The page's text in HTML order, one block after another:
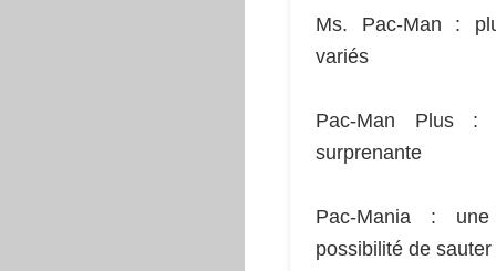
Ms. Pac-Man :
variés
Pac-Man Plus :
surprenante
Pac-Mania :
possibilité de sauter